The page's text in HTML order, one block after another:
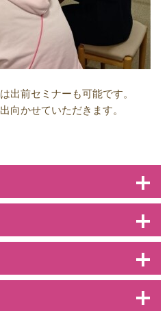
出前セミナーも可能です。
向かせていただきます。